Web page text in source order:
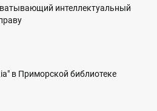
интеллектуальный
в Приморской библиотеке